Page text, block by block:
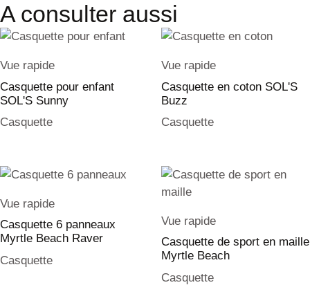
A consulter aussi
Vue rapide
Casquette pour enfant
SOL'S Sunny
Casquette
Vue rapide
Casquette en coton SOL'S
Buzz
Casquette
Vue rapide
Casquette 6 panneaux
Myrtle Beach Raver
Casquette
Vue rapide
Casquette de sport en maille
Myrtle Beach
Casquette